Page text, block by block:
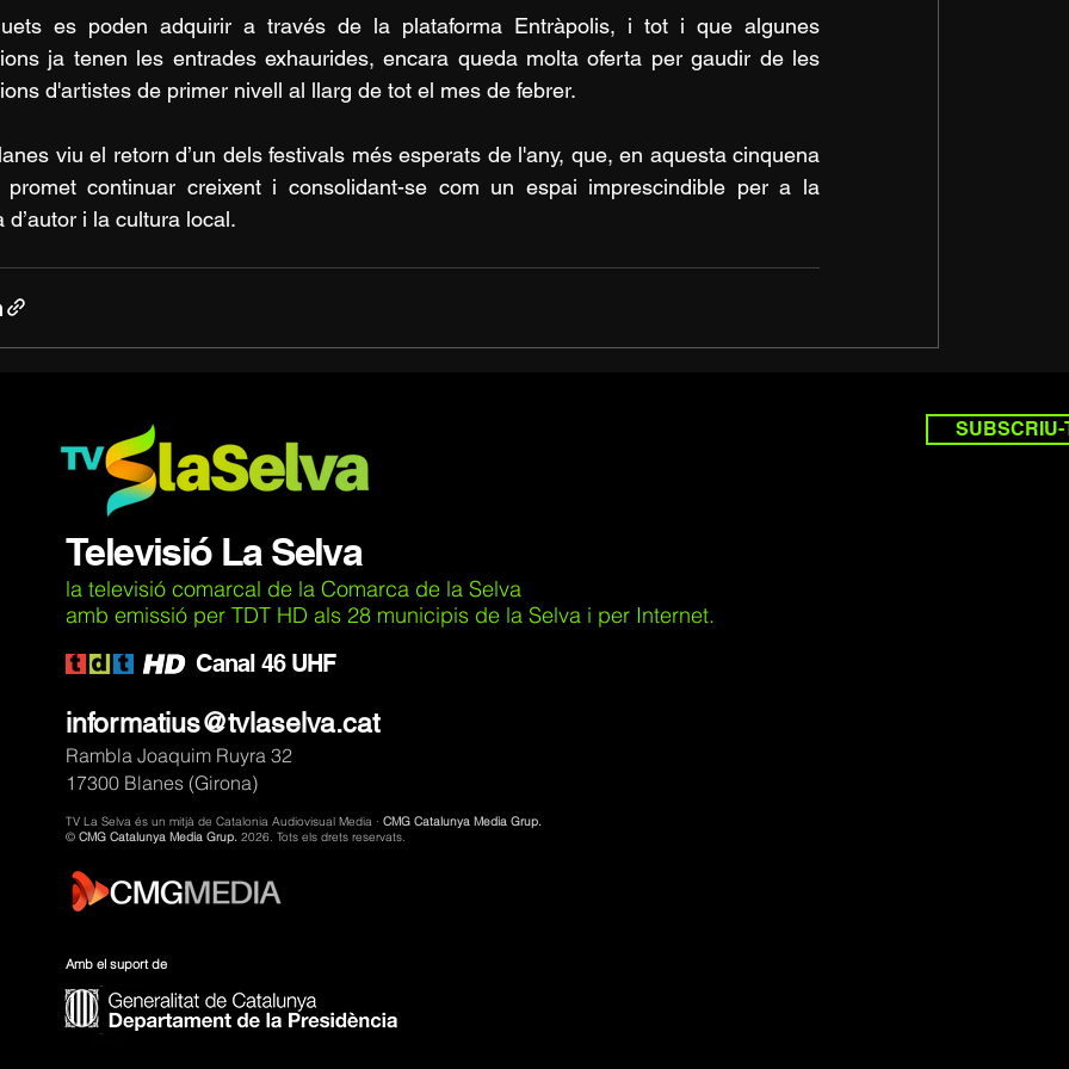
es poden adquirir a través de la plataforma Entràpolis, i tot i que algunes
ja tenen les entrades exhaurides, encara queda molta oferta per gaudir de les
d'artistes de primer nivell al llarg de tot el mes de febrer.
viu el retorn d’un dels festivals més esperats de l'any, que, en aquesta cinquena
promet continuar creixent i consolidant-se com un espai imprescindible per a la
d’autor i la cultura local.
Televisió La Selva
la televisió comarcal de la Comarca de la Selva
amb emissió per TDT HD als 28 municipis de la Selva i per Internet.
Canal 46 UHF
informatius@tvlaselva.cat
Rambla Joaquim Ruyra 32
17300 Blanes (Girona)
TV La Selva és un mitjà de Catalonia Audiovisual Media · CMG Catalunya Media Grup.
© CMG Catalunya Media Grup. 2026. Tots els drets reservats.
Amb el suport de
SUBSCRIU-